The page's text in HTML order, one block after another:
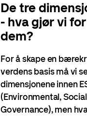
De tre
- hva gjør vi
dem?
For å skape en
verdens basis må vi
dimensjonene innen
(Environmental,
Governance), men